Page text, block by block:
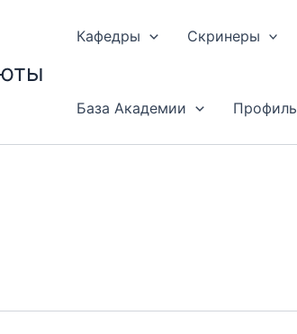
Кафедры Скринеры
База Академии Профиль